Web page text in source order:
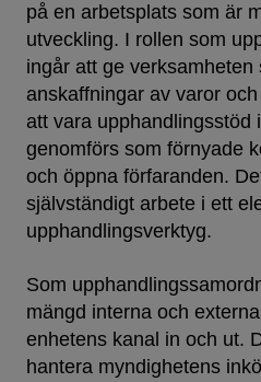
på en arbetsplats som är
utveckling. I rollen som
ingår att ge
anskaffningar av varor
att vara upphandlingsstöd
genomförs som förnyade
och öppna förfaranden.
självständigt arbete i ett
upphandlingsverktyg.
Som
mängd interna och
enhetens kanal in och ut.
hantera myndighetens